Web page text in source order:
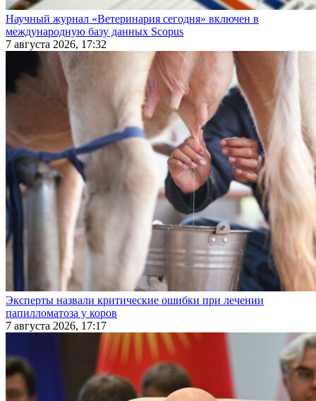
Научный журнал «Ветеринария сегодня» включен в
международную базу данных Scopus
7 августа 2026, 17:32
Эксперты назвали критические ошибки при лечении
папилломатоза у коров
7 августа 2026, 17:17